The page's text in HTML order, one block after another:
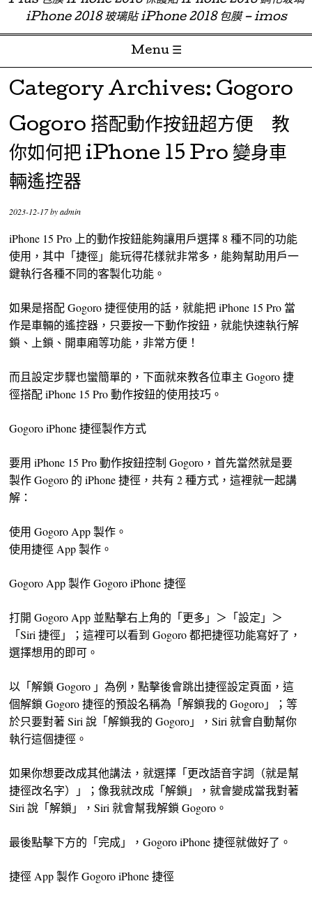
iPhone 2018 玻璃貼 iPhone 2018 包膜 – imos
Menu ☰
Skip to content
Category Archives: Gogoro
Gogoro 搭配動作按鈕超方便 教
你如何把 iPhone 15 Pro 變身車
輛遙控器
2023-12-17byadmin
iPhone 15 Pro 上的動作按鈕能夠讓用戶選擇 8 種不同的功能
使用，其中「捷徑」能玩得花樣就非常多，能夠幫助用戶一
鍵執行各種不同的客製化功能。
如果是搭配 Gogoro 捷徑使用的話，就能把 iPhone 15 Pro 當
作是車輛的遙控器，只要按一下動作按鈕，就能快速執行解
鎖、上鎖、開車廂等功能，非常方便！
而且設定步驟也蠻簡單的，下面就來教各位車主 Gogoro 捷
徑搭配 iPhone 15 Pro 動作按鈕的使用技巧。
Gogoro iPhone 捷徑製作方式
要用 iPhone 15 Pro 動作按鈕控制 Gogoro，首先當然就是要
製作 Gogoro 的 iPhone 捷徑，共有 2 種方式，這裡就一起講
解：
使用 Gogoro App 製作。
使用捷徑 App 製作。
Gogoro App 製作 Gogoro iPhone 捷徑
打開 Gogoro App 並點擊右上角的「更多」＞「設定」＞
「Siri 捷徑」；這裡可以看到 Gogoro 都把捷徑功能寫好了，
選擇想用的即可。
以「解鎖 Gogoro 」為例，點擊後會跳出捷徑設定頁面，這
個解鎖 Gogoro 捷徑的預設名稱為「解鎖我的 Gogoro」；等
於只要對著 Siri 說「解鎖我的 Gogoro」，Siri 就會自動幫你
執行這個捷徑。
如果你想要改成其他講法，就選擇「更改語音字詞（就是幫
捷徑改名字）」；像我就改成「解鎖」，就會變成當我對著
Siri 說「解鎖」，Siri 就會幫我解鎖 Gogoro。
最後點擊下方的「完成」，Gogoro iPhone 捷徑就做好了。
捷徑 App 製作 Gogoro iPhone 捷徑